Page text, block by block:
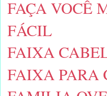
FAÇA VOCÊ
FÁCIL
FAIXA
FAIXA PARA